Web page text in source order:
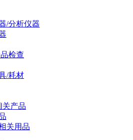
/分析仪器
检查
/耗材
关产品
关用品